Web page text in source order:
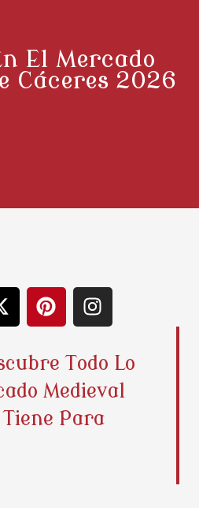
El Mercado
Cáceres 2026
t
P
i
t
e
r
e
I
n
t
a
g
r
Todo Lo
Medieval
Para